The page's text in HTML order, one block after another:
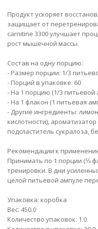
Продукт ускоряет
защищает от
carnitine 3300 улучшает
рост мышечной массы.
Состав на одну порцию:
- Размер порции: 1/3
- Порций в упаковке: 60
- На 1 порцию (1/3 питьевой
- На 1 флакон (1 питьевая
- Другие ингредиенты:
кислотности),
подсластитель сукралоза,
Рекомендации к
Принимать по 1 порции (⅓
тренировки. В дни
целой питьевой ампуле
Упаковка: коробка
Вес: 450.0
Количество упаковок: 1.0